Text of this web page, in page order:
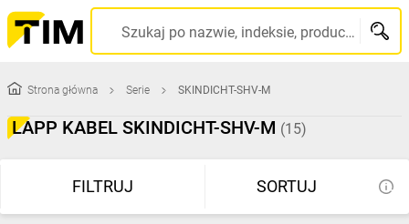
Szukaj po nazwie, indeksie, producencie, kodzie kreskowym...
Strona główna Serie SKINDICHT-SHV-M
LAPP KABEL SKINDICHT-SHV-M (15)
FILTRUJ SORTUJ